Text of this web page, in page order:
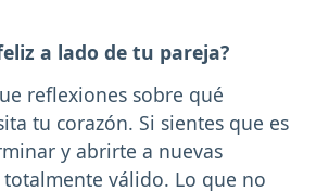
a lado de tu pareja?
reflexiones sobre qué
tu corazón. Si sientes que es
y abrirte a nuevas
totalmente válido. Lo que no